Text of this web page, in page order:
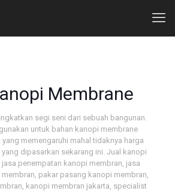
Membrane
segi seni dari sebuah bangunan.
untuk bahan kanopi membrane
yang memengaruhi mahal tidaknya harga
dipasarkan sekarang ini. Jual kanopi
jasa penempatan kanopi membran, jasa
pakar pasang kanopi membran,
kanopi membran jakarta, specialist